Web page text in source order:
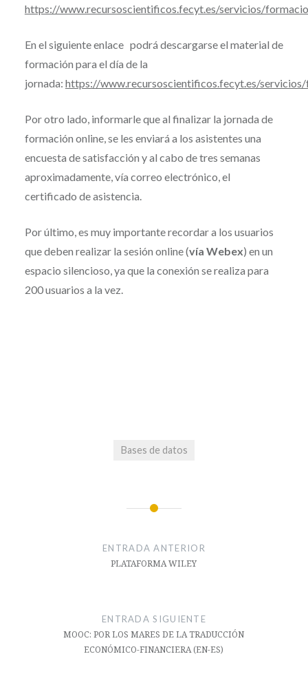
https://www.recursoscientificos.fecyt.es/servicios/
En el siguiente enlace podrá descargarse el material de
formación para el día de la
jornada: https://www.recursoscientificos.fecyt.es/
Por otro lado, informarle que al finalizar la jornada de
formación online, se les enviará a los asistentes una
encuesta de satisfacción y al cabo de tres semanas
aproximadamente, vía correo electrónico, el
certificado de asistencia.
Por último, es muy importante recordar a los usuarios
que deben realizar la sesión online (vía Webex) en un
espacio silencioso, ya que la conexión se realiza para
200 usuarios a la vez.
Bases de datos
ENTRADA ANTERIOR
PLATAFORMA WILEY
ENTRADA SIGUIENTE
MOOC: POR LOS MARES DE LA TRADUCCIÓN
ECONÓMICO-FINANCIERA (EN-ES)